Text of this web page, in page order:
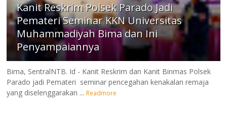
Kanit Reskrim Polsek Parado Jadi
Pemateri Seminar KKN Universitas
Muhammadiyah Bima dan Ini
Penyampaiannya
Bima, SentralNTB. Id - Kanit Reskrim dan Kanit Binmas Polsek
Parado jadi Pemateri seminar pencegahan kenakalan remaja
yang diselenggarakan ... Readmore